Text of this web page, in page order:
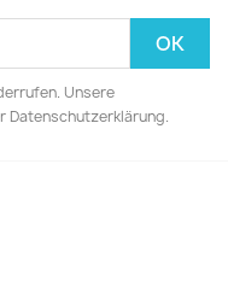
Unsere
Datenschutzerklärung.